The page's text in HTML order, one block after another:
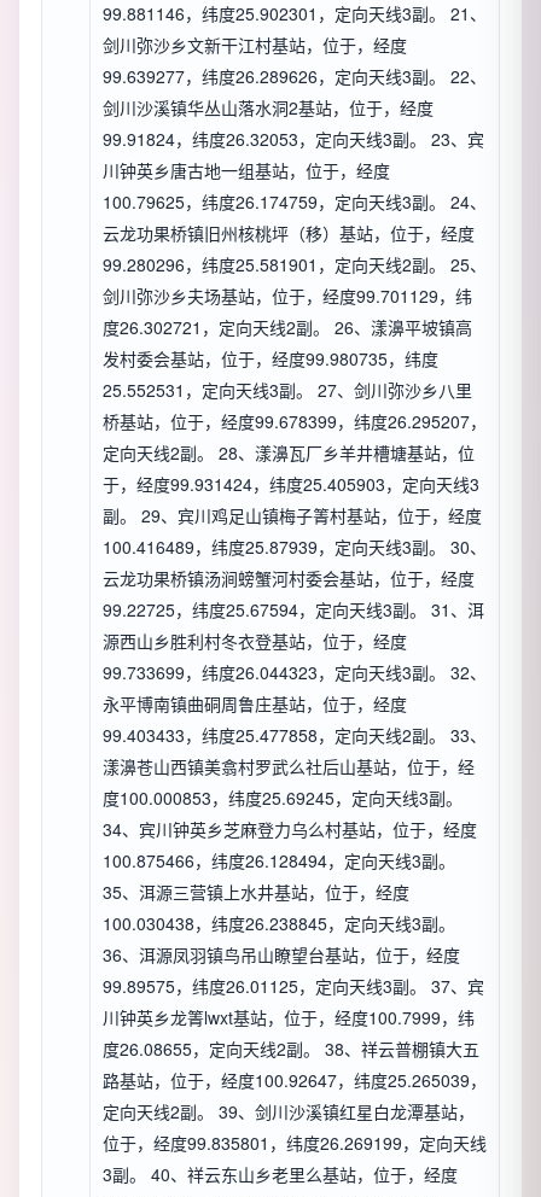
99.881146，纬度25.902301，定向天线3副。 21、
剑川弥沙乡文新干江村基站，位于，经度
99.639277，纬度26.289626，定向天线3副。 22、
剑川沙溪镇华丛山落水洞2基站，位于，经度
99.91824，纬度26.32053，定向天线3副。 23、宾
川钟英乡唐古地一组基站，位于，经度
100.79625，纬度26.174759，定向天线3副。 24、
云龙功果桥镇旧州核桃坪（移）基站，位于，经度
99.280296，纬度25.581901，定向天线2副。 25、
剑川弥沙乡夫场基站，位于，经度99.701129，纬
度26.302721，定向天线2副。 26、漾濞平坡镇高
发村委会基站，位于，经度99.980735，纬度
25.552531，定向天线3副。 27、剑川弥沙乡八里
桥基站，位于，经度99.678399，纬度26.295207，
定向天线2副。 28、漾濞瓦厂乡羊井槽塘基站，位
于，经度99.931424，纬度25.405903，定向天线3
副。 29、宾川鸡足山镇梅子箐村基站，位于，经度
100.416489，纬度25.87939，定向天线3副。 30、
云龙功果桥镇汤涧螃蟹河村委会基站，位于，经度
99.22725，纬度25.67594，定向天线3副。 31、洱
源西山乡胜利村冬衣登基站，位于，经度
99.733699，纬度26.044323，定向天线3副。 32、
永平博南镇曲硐周鲁庄基站，位于，经度
99.403433，纬度25.477858，定向天线2副。 33、
漾濞苍山西镇美翕村罗武么社后山基站，位于，经
度100.000853，纬度25.69245，定向天线3副。
34、宾川钟英乡芝麻登力乌么村基站，位于，经度
100.875466，纬度26.128494，定向天线3副。
35、洱源三营镇上水井基站，位于，经度
100.030438，纬度26.238845，定向天线3副。
36、洱源凤羽镇鸟吊山瞭望台基站，位于，经度
99.89575，纬度26.01125，定向天线3副。 37、宾
川钟英乡龙箐lwxt基站，位于，经度100.7999，纬
度26.08655，定向天线2副。 38、祥云普棚镇大五
路基站，位于，经度100.92647，纬度25.265039，
定向天线2副。 39、剑川沙溪镇红星白龙潭基站，
位于，经度99.835801，纬度26.269199，定向天线
3副。 40、祥云东山乡老里么基站，位于，经度